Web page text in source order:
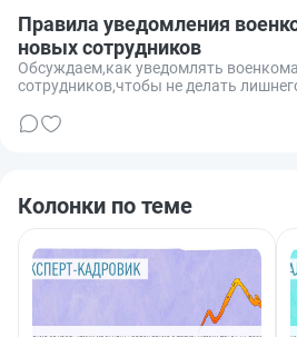
Правила уведомления
новых сотрудников
Обсуждаем,как уведомлять
сотрудников,чтобы не делать
Колонки по теме